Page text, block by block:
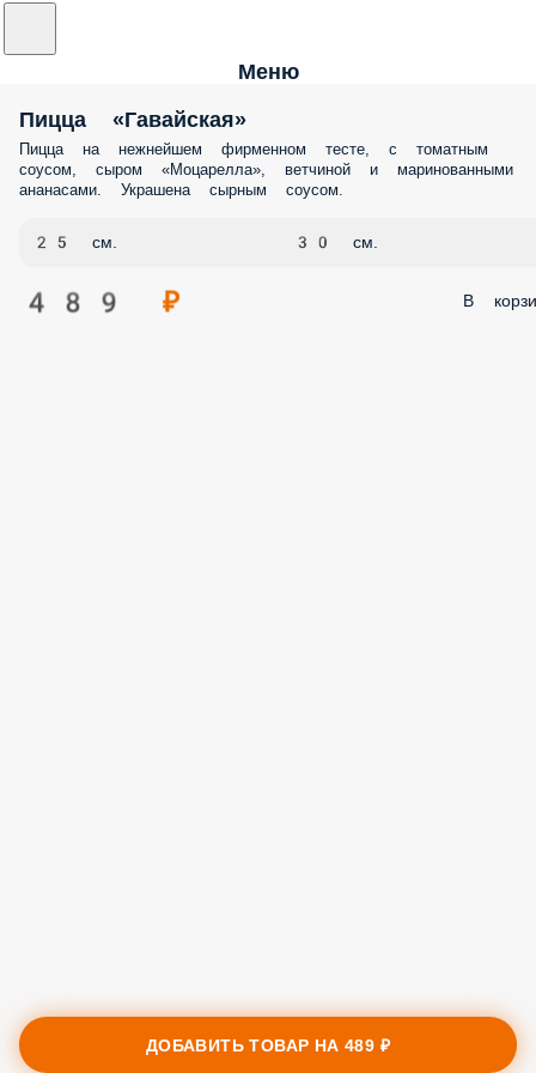
Меню
Пицца «Гавайская»
Пицца на нежнейшем фирменном тесте, с томатным
соусом, сыром «Моцарелла», ветчиной и маринованными
ананасами. Украшена сырным соусом.
25 см. 30 см.
489 ₽ В
ДОБАВИТЬ ТОВАР НА489 ₽